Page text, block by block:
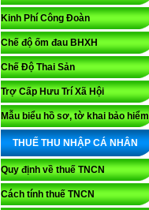
Kinh Phí Công Đoàn
Chế độ ốm đau BHXH
Chế Độ Thai Sản
Trợ Cấp Hưu Trí Xã Hội
Mẫu biểu hồ sơ, tờ khai bảo hiểm
THUẾ THU NHẬP CÁ NHÂN
Quy định về thuế TNCN
Cách tính thuế TNCN